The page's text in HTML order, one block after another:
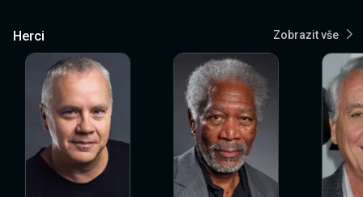
Herci Zobrazit vše